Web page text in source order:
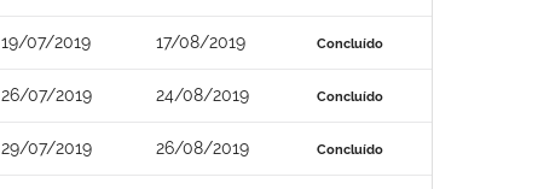
19/07/2019 17/08/2019 Concluído
26/07/2019 24/08/2019 Concluído
29/07/2019 26/08/2019 Concluído